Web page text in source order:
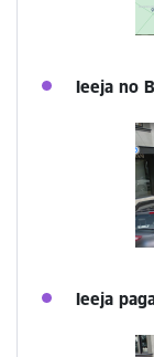
Ieeja no
Ieeja